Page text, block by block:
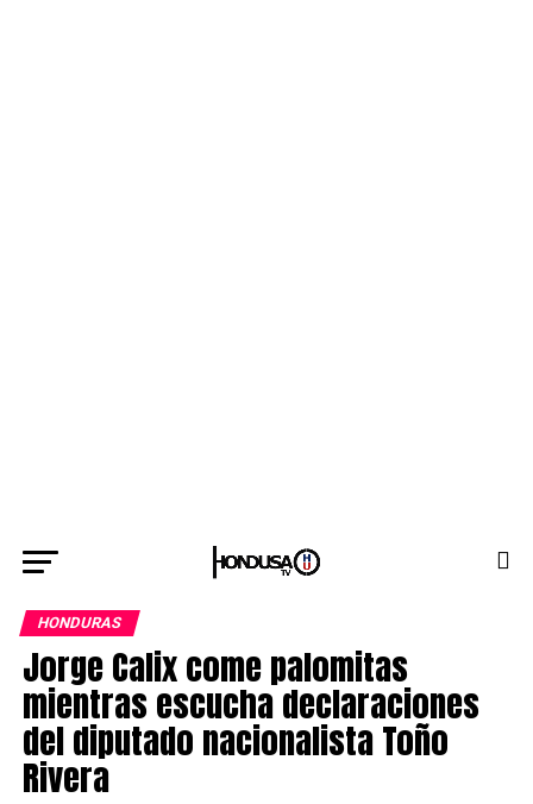
HONDURAS
Jorge Calix come palomitas
mientras escucha declaraciones
del diputado nacionalista Toño
Rivera